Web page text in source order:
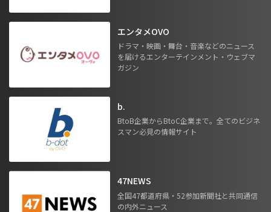
エンタメOVO
ドラマ・映画・舞台・音楽などのニュース
を届けるエンターテインメント・ウェブマ
ガジン
b.
BtoB企業からBtoC企業まで。全てのビジネ
スマン必見の情報サイト
47NEWS
全国47都道府県・52参加新聞社と共同通信
の内外ニュース